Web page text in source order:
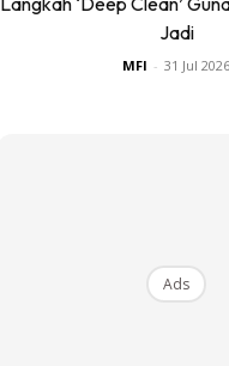
Jadi
MFI - 31 Jul 2026
Ads